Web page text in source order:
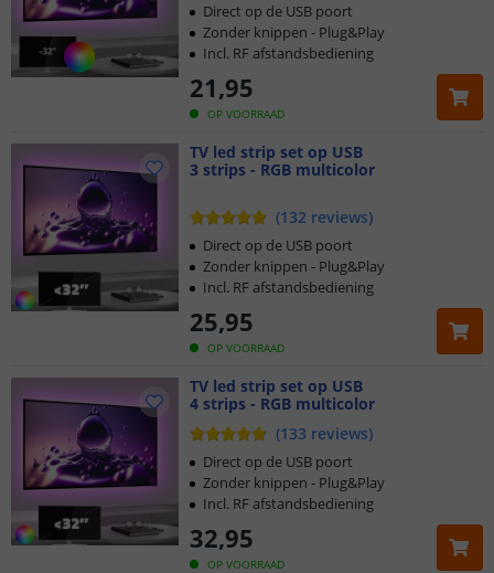
OP VOORRAAD
21,95
Direct op de USB poort
Zonder knippen - Plug&Play
Incl. RF afstandsbediening
TV led strip set op USB
3 strips - RGB multicolor
(132 reviews)
OP VOORRAAD
25,95
Direct op de USB poort
Zonder knippen - Plug&Play
Incl. RF afstandsbediening
TV led strip set op USB
4 strips - RGB multicolor
(133 reviews)
OP VOORRAAD
32,95
Direct op de USB poort
Zonder knippen - Plug&Play
Incl. RF afstandsbediening